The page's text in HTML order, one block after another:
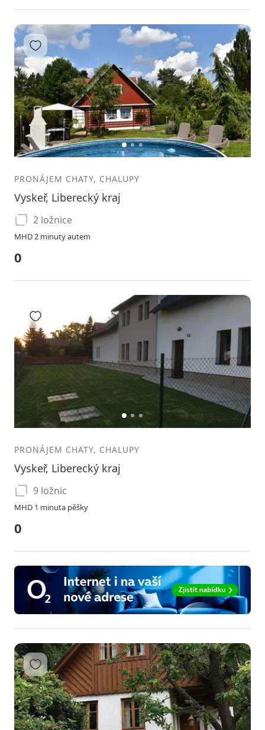
12 3
Přidat do oblíbených
PRONÁJEM CHATY, CHALUPY
Vyskeř, Liberecký kraj
2 ložnice
MHD 2 minuty autem
0
12 3
Přidat do oblíbených
PRONÁJEM CHATY, CHALUPY
Vyskeř, Liberecký kraj
9 ložnic
MHD 1 minuta pěšky
0
Přidat do oblíbených